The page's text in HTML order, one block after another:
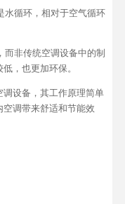
水循环，相对于空气循环
非传统空调设备中的制
，也更加环保。
设备，其工作原理简单
调带来舒适和节能效